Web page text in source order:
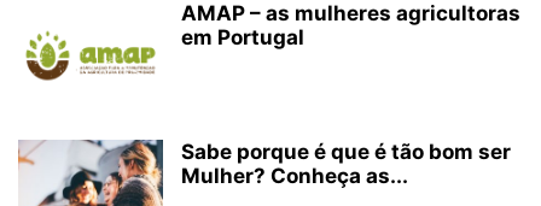
AMAP – as mulheres agricultoras
em Portugal
Sabe porque é que é tão bom ser
Mulher? Conheça as...